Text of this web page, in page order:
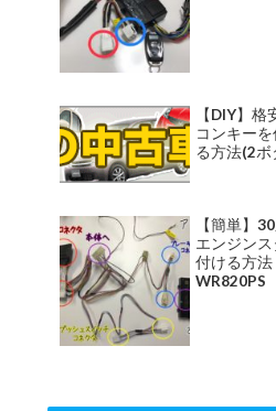
【DIY】
コンキー
る方法(2ボ
【簡単】
エンジン
付ける方法
WR820PS